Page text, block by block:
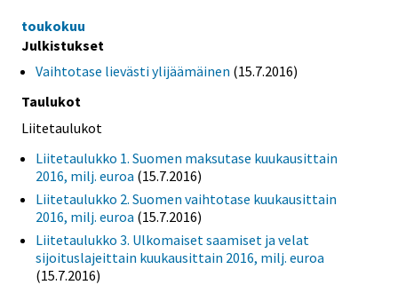
toukokuu
Julkistukset
Vaihtotase lievästi ylijäämäinen (15.7.2016)
Taulukot
Liitetaulukot
Liitetaulukko 1. Suomen maksutase kuukausittain
2016, milj. euroa (15.7.2016)
Liitetaulukko 2. Suomen vaihtotase kuukausittain
2016, milj. euroa (15.7.2016)
Liitetaulukko 3. Ulkomaiset saamiset ja velat
sijoituslajeittain kuukausittain 2016, milj. euroa
(15.7.2016)